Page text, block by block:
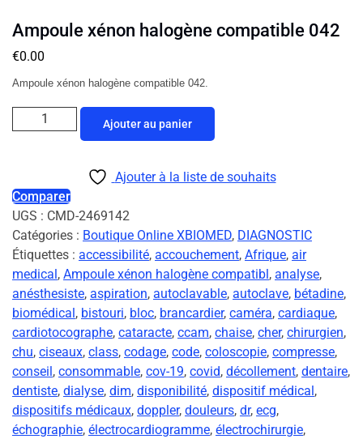
Ampoule xénon halogène compatible 042
€0.00
Ampoule xénon halogène compatible 042.
Ajouter au panier
Ajouter à la liste de souhaits
Comparer
UGS : CMD-2469142
Catégories : Boutique Online XBIOMED, DIAGNOSTIC
Étiquettes : accessibilité, accouchement, Afrique, air
medical, Ampoule xénon halogène compatibl, analyse,
anésthesiste, aspiration, autoclavable, autoclave, bétadine,
biomédical, bistouri, bloc, brancardier, caméra, cardiaque,
cardiotocographe, cataracte, ccam, chaise, cher, chirurgien,
chu, ciseaux, class, codage, code, coloscopie, compresse,
conseil, consommable, cov-19, covid, décollement, dentaire,
dentiste, dialyse, dim, disponibilité, dispositif médical,
dispositifs médicaux, doppler, douleurs, dr, ecg,
échographie, électrocardiogramme, électrochirurgie,